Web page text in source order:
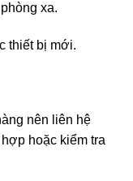
xa.
thiết bị mới.
nên liên hệ
hoặc kiểm tra